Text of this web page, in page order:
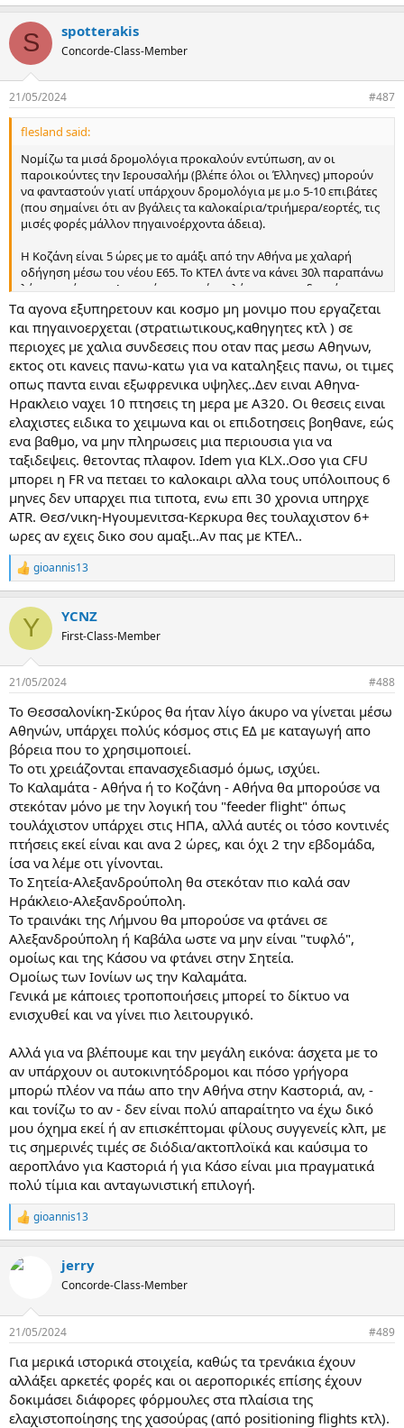
c
i
s
:
S spotterakis
Concorde-Class-Member
21/05/2024 #487
flesland said:
Νομίζω τα μισά δρομολόγια προκαλούν εντύπωση, αν οι
παροικούντες την Ιερουσαλήμ (βλέπε όλοι οι Έλληνες) μπορούν
να φανταστούν γιατί υπάρχουν δρομολόγια με μ.ο 5-10 επιβάτες
(που σημαίνει ότι αν βγάλεις τα καλοκαίρια/τριήμερα/εορτές, τις
μισές φορές μάλλον πηγαινοέρχοντα άδεια).
Η Κοζάνη είναι 5 ώρες με το αμάξι από την Αθήνα με χαλαρή
οδήγηση μέσω του νέου Ε65. Το ΚΤΕΛ άντε να κάνει 30λ παραπάνω
λόγω ταχύτητας. Δεν υπάρχει κανένας λόγος για επιδοτούμενη
πτήση (και αθέμιτο ανταγωνισμό) σε μια πόλη που είναι στην
ηπειρωτική Ελλάδα και έχει όλες τις υπηρεσίες διαθέσιμες,
αυτοκινητόδρομο 1.5 ώρα απόσταση από αστικό κέντρο 1.5
εκατομμυρίου κατοίκων, όπως το ίδιο ισχύει πχ για την
Καλαμάτα ή την Κέρκυρα που είναι τουριστικοί και άκρως
ακμάζοντες προορισμοί. Επίσης κάτι κουλές συνδέσεις απευθείας
με Θεσσαλονίκη λες και αν κάποιος πετάξει μέσω Αθηνών όπως
κάνουν όλοι οι υπόλοιποι, θα του πιαστεί η μέση και θέλει
απευθείας το Σκύρος-Θεσσαλονίκη. Τα άγονα είναι για να
εξυπηρετούν κατοίκους νησιών που είναι σχετικά απομονωμένα,
βλέπε Καστελόριζο, Νίσυρο ή που υπάρχουν εθνικά ή διοικητικά
συμφέροντα οπότε βάζω και το τραινάκι των Δωδεκανήσων. Με τα
υπόλοιπα πιστεύουμε ότι κοροιδεύουμε την ΕΕ, αυτή είναι η
άποψη μου.
Tα αγονα εξυπηρετουν και κοσμο μη μονιμο που εργαζεται
και πηγαινοερχεται (στρατιωτικους,καθηγητες κτλ ) σε
περιοχες με χαλια συνδεσεις που οταν πας μεσω Αθηνων,
εκτος οτι κανεις πανω-κατω για να καταληξεις πανω, οι τιμες
οπως παντα ειναι εξωφρενικα υψηλες..Δεν ειναι Αθηνα-
Ηρακλειο ναχει 10 πτησεις τη μερα με Α320. Οι θεσεις ειναι
ελαχιστες ειδικα το χειμωνα και οι επιδοτησεις βοηθανε, εώς
ενα βαθμο, να μην πληρωσεις μια περιουσια για να
ταξιδεψεις. θετοντας πλαφον. Ιdem για KLX..Oσο για CFU
μπορει η FR να πεταει το καλοκαιρι αλλα τους υπόλοιπους 6
μηνες δεν υπαρχει πια τιποτα, ενω επι 30 χρονια υπηρχε
ATR. Θεσ/νικη-Ηγουμενιτσα-Κερκυρα θες τουλαχιστον 6+
ωρες αν εχεις δικο σου αμαξι..Αν πας με ΚΤΕΛ..
R
e
c
i
s
gioannis13
Y YCNZ
First-Class-Member
21/05/2024 #488
Το Θεσσαλονίκη-Σκύρος θα ήταν λίγο άκυρο να γίνεται μέσω
Αθηνών, υπάρχει πολύς κόσμος στις ΕΔ με καταγωγή απο
βόρεια που το χρησιμοποιεί.
Το οτι χρειάζονται επανασχεδιασμό όμως, ισχύει.
Το Καλαμάτα - Αθήνα ή το Κοζάνη - Αθήνα θα μπορούσε να
στεκόταν μόνο με την λογική του "feeder flight" όπως
τουλάχιστον υπάρχει στις ΗΠΑ, αλλά αυτές οι τόσο κοντινές
πτήσεις εκεί είναι και ανα 2 ώρες, και όχι 2 την εβδομάδα,
ίσα να λέμε οτι γίνονται.
Το Σητεία-Αλεξανδρούπολη θα στεκόταν πιο καλά σαν
Ηράκλειο-Αλεξανδρούπολη.
Το τραινάκι της Λήμνου θα μπορούσε να φτάνει σε
Αλεξανδρούπολη ή Καβάλα ωστε να μην είναι "τυφλό",
ομοίως και της Κάσου να φτάνει στην Σητεία.
Ομοίως των Ιονίων ως την Καλαμάτα.
Γενικά με κάποιες τροποποιήσεις μπορεί το δίκτυο να
ενισχυθεί και να γίνει πιο λειτουργικό.
Αλλά για να βλέπουμε και την μεγάλη εικόνα: άσχετα με το
αν υπάρχουν οι αυτοκινητόδρομοι και πόσο γρήγορα
μπορώ πλέον να πάω απο την Αθήνα στην Καστοριά, αν, -
και τονίζω το αν - δεν είναι πολύ απαραίτητο να έχω δικό
μου όχημα εκεί ή αν επισκέπτομαι φίλους συγγενείς κλπ, με
τις σημερινές τιμές σε διόδια/ακτοπλοϊκά και καύσιμα το
αεροπλάνο για Καστοριά ή για Κάσο είναι μια πραγματικά
πολύ τίμια και ανταγωνιστική επιλογή.
R
e
c
s
gioannis13
jerry
Concorde-Class-Member
21/05/2024 #489
Για μερικά ιστορικά στοιχεία, καθώς τα τρενάκια έχουν
αλλάξει αρκετές φορές και οι αεροπορικές επίσης έχουν
δοκιμάσει διάφορες φόρμουλες στα πλαίσια της
ελαχιστοποίησης της χασούρας (από positioning flights κτλ).